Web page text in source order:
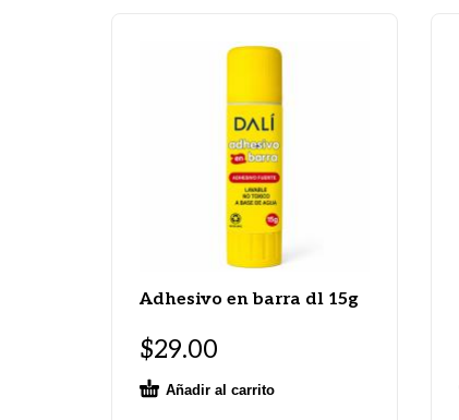
Adhesivo en barra dl 15g
$29.00
Añadir al carrito